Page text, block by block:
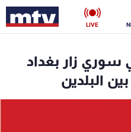
LIVE
سوري زار بغداد
البلدين